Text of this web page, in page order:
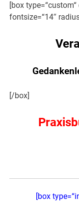
[box
fontsize=“14″
[/box]
[box